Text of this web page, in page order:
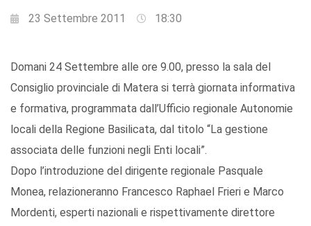
23 Settembre 2011 18:30
Domani 24 Settembre alle ore 9.00, presso la sala del
Consiglio provinciale di Matera si terrà giornata informativa
e formativa, programmata dall’Ufficio regionale Autonomie
locali della Regione Basilicata, dal titolo “La gestione
associata delle funzioni negli Enti locali”.
Dopo l’introduzione del dirigente regionale Pasquale
Monea, relazioneranno Francesco Raphael Frieri e Marco
Mordenti, esperti nazionali e rispettivamente direttore